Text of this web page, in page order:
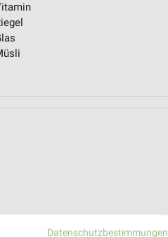
Datenschutzbestimmungen